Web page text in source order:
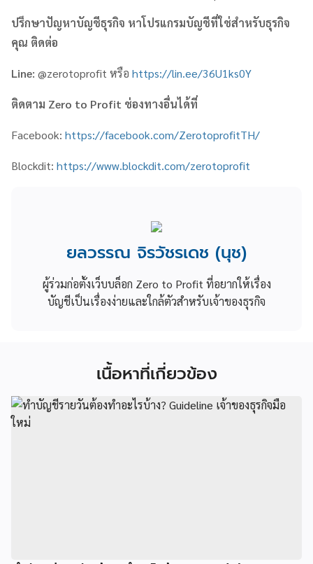
ปรึกษาปัญหาบัญชีธุรกิจ หาโปรแกรมบัญชีที่ใช่สำหรับธุรกิจ
คุณ ติดต่อ
Line: @zerotoprofit หรือ https://lin.ee/36U1ks0Y
ติดตาม Zero to Profit ช่องทางอื่นได้ที่
Facebook: https://facebook.com/ZerotoprofitTH/
Blockdit: https://www.blockdit.com/zerotoprofit
ยลวรรณ จิรวัชรเดช (นุช)
ผู้ร่วมก่อตั้งเว็บบล็อก Zero to Profit ที่อยากให้เรื่อง
บัญชีเป็นเรื่องง่ายและใกล้ตัวสำหรับเจ้าของธุรกิจ
เนื้อหาที่เกี่ยวข้อง